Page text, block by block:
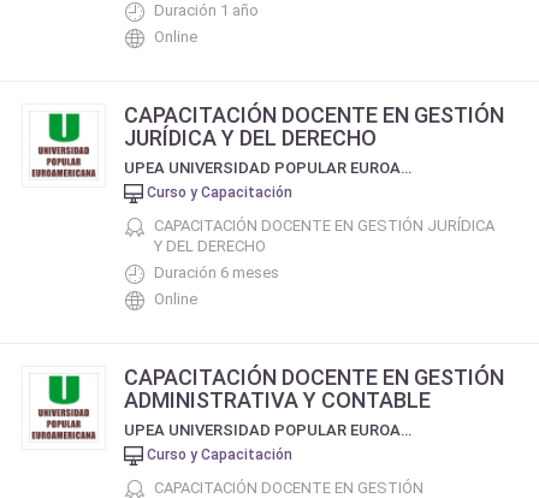
Duración 1 año
Online
CAPACITACIÓN DOCENTE EN GESTIÓN
JURÍDICA Y DEL DERECHO
UPEA UNIVERSIDAD POPULAR EUROAMERICANA
Curso y Capacitación
CAPACITACIÓN DOCENTE EN GESTIÓN JURÍDICA
Y DEL DERECHO
Duración 6 meses
Online
CAPACITACIÓN DOCENTE EN GESTIÓN
ADMINISTRATIVA Y CONTABLE
UPEA UNIVERSIDAD POPULAR EUROAMERICANA
Curso y Capacitación
CAPACITACIÓN DOCENTE EN GESTIÓN